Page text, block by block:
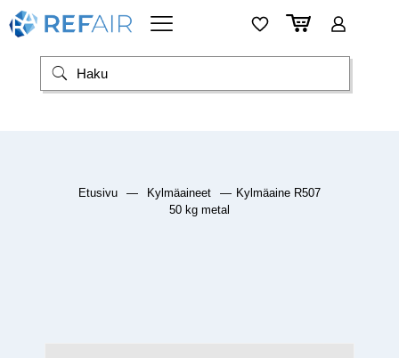
Etusivu — Kylmäaineet — Kylmäaine R507
50 kg metal